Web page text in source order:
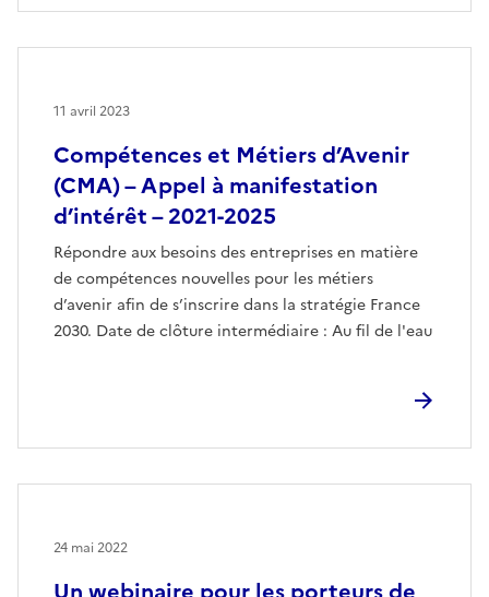
Compétences et Métiers d’Avenir
(CMA) – Appel à manifestation
d’intérêt – 2021-2025
Répondre aux besoins des entreprises en matière
de compétences nouvelles pour les métiers
d’avenir afin de s’inscrire dans la stratégie France
2030. Date de clôture intermédiaire : Au fil de l'eau
11 avril 2023
24 mai 2022